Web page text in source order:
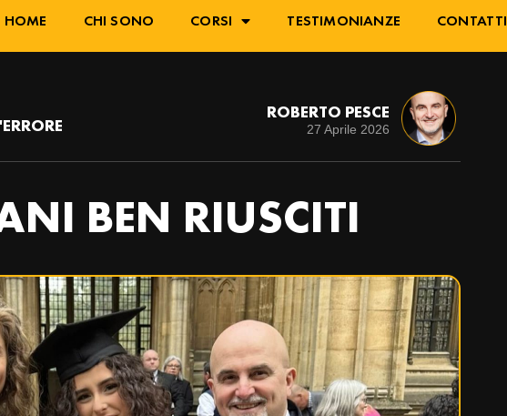
HOME CHI SONO CORSI TESTIMONIANZE CONTATTI
ROBERTO PESCE
27 Aprile 2026
BEN RIUSCITI